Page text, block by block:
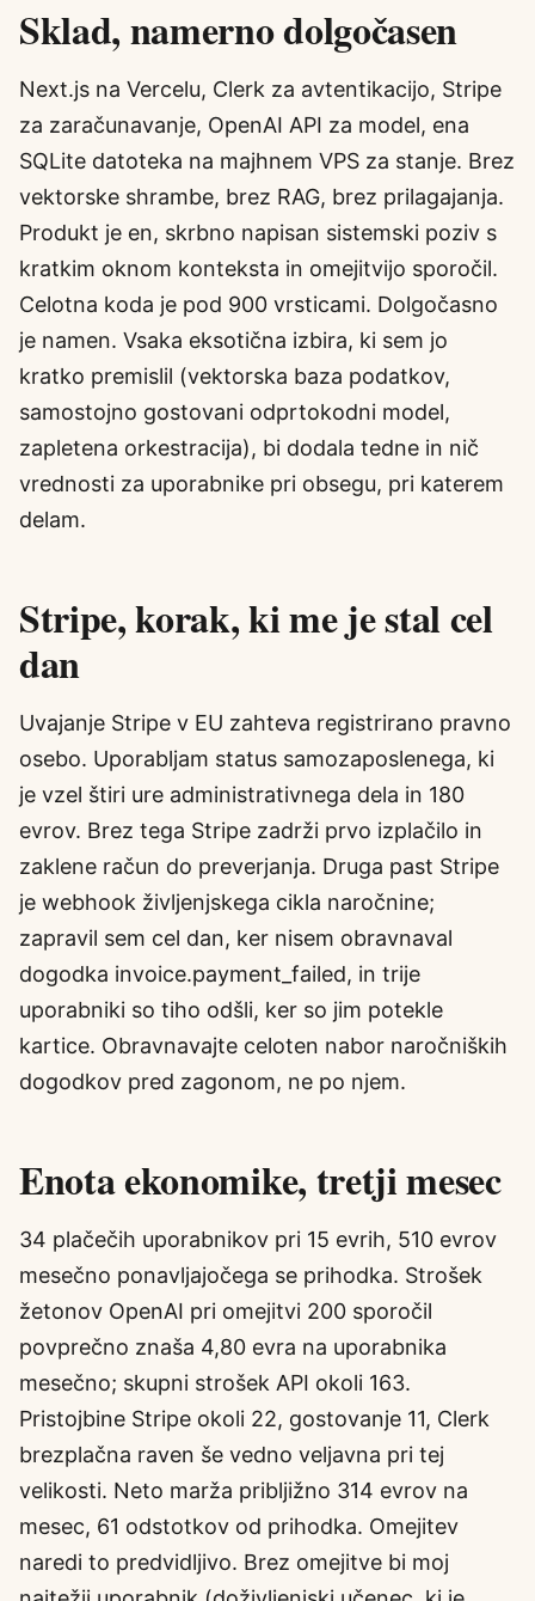
Sklad, namerno dolgočasen
Next.js na Vercelu, Clerk za avtentikacijo, Stripe
za zaračunavanje, OpenAI API za model, ena
SQLite datoteka na majhnem VPS za stanje. Brez
vektorske shrambe, brez RAG, brez prilagajanja.
Produkt je en, skrbno napisan sistemski poziv s
kratkim oknom konteksta in omejitvijo sporočil.
Celotna koda je pod 900 vrsticami. Dolgočasno
je namen. Vsaka eksotična izbira, ki sem jo
kratko premislil (vektorska baza podatkov,
samostojno gostovani odprtokodni model,
zapletena orkestracija), bi dodala tedne in nič
vrednosti za uporabnike pri obsegu, pri katerem
delam.
Stripe, korak, ki me je stal cel
dan
Uvajanje Stripe v EU zahteva registrirano pravno
osebo. Uporabljam status samozaposlenega, ki
je vzel štiri ure administrativnega dela in 180
evrov. Brez tega Stripe zadrži prvo izplačilo in
zaklene račun do preverjanja. Druga past Stripe
je webhook življenjskega cikla naročnine;
zapravil sem cel dan, ker nisem obravnaval
dogodka invoice.payment_failed, in trije
uporabniki so tiho odšli, ker so jim potekle
kartice. Obravnavajte celoten nabor naročniških
dogodkov pred zagonom, ne po njem.
Enota ekonomike, tretji mesec
34 plačečih uporabnikov pri 15 evrih, 510 evrov
mesečno ponavljajočega se prihodka. Strošek
žetonov OpenAI pri omejitvi 200 sporočil
povprečno znaša 4,80 evra na uporabnika
mesečno; skupni strošek API okoli 163.
Pristojbine Stripe okoli 22, gostovanje 11, Clerk
brezplačna raven še vedno veljavna pri tej
velikosti. Neto marža pribljižno 314 evrov na
mesec, 61 odstotkov od prihodka. Omejitev
naredi to predvidljivo. Brez omejitve bi moj